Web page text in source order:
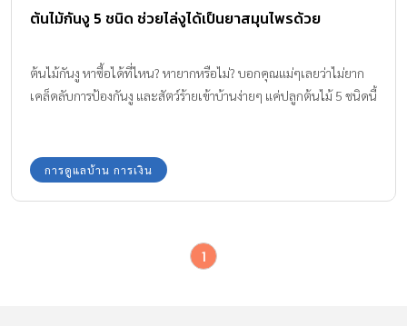
ต้นไม้กันงู 5 ชนิด ช่วยไล่งูได้เป็นยาสมุนไพรด้วย
ต้นไม้กันงู หาซื้อได้ที่ไหน? หายากหรือไม่? บอกคุณแม่ๆเลยว่าไม่ยาก
เคล็ดลับการป้องกันงู และสัตว์ร้ายเข้าบ้านง่ายๆ แค่ปลูกต้นไม้ 5 ชนิดนี้
การดูแลบ้าน การเงิน
1